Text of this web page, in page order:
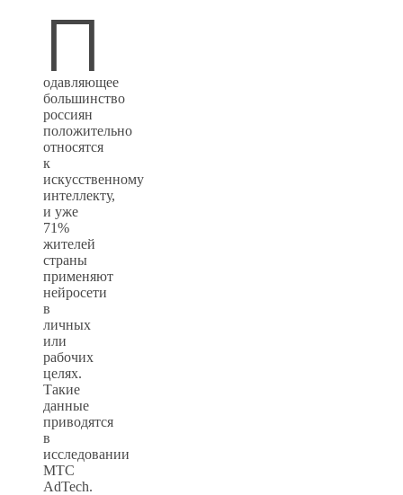
П
одавляющее
большинство
россиян
положительно
относятся
к
искусственному
интеллекту,
и уже
71%
жителей
страны
применяют
нейросети
в
личных
или
рабочих
целях.
Такие
данные
приводятся
в
исследовании
МТС
AdTech.